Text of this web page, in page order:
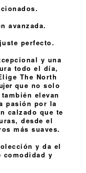
avanzada.
perfecto.
y una
todo el día,
The North
que no solo
elevan
pasión por la
calzado que te
desde el
más suaves.
y da el
comodidad y